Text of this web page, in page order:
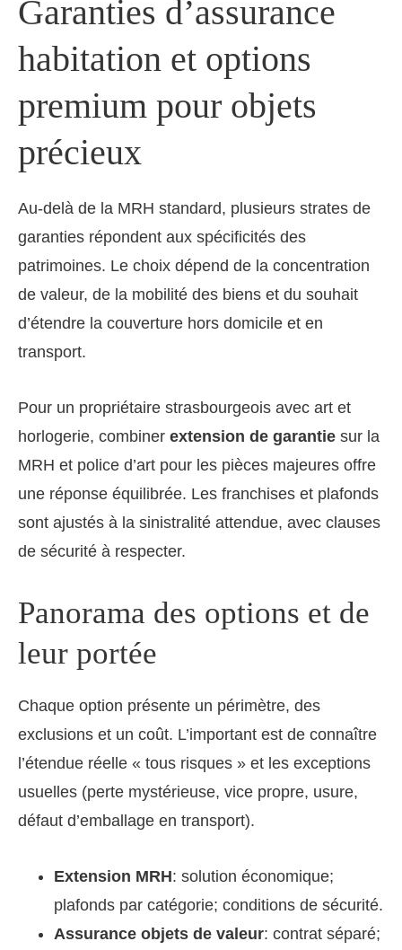
Garanties d’assurance
habitation et options
premium pour objets
précieux
Au-delà de la MRH standard, plusieurs strates de
garanties répondent aux spécificités des
patrimoines. Le choix dépend de la concentration
de valeur, de la mobilité des biens et du souhait
d’étendre la couverture hors domicile et en
transport.
Pour un propriétaire strasbourgeois avec art et
horlogerie, combiner extension de garantie sur la
MRH et police d’art pour les pièces majeures offre
une réponse équilibrée. Les franchises et plafonds
sont ajustés à la sinistralité attendue, avec clauses
de sécurité à respecter.
Panorama des options et de
leur portée
Chaque option présente un périmètre, des
exclusions et un coût. L’important est de connaître
l’étendue réelle « tous risques » et les exceptions
usuelles (perte mystérieuse, vice propre, usure,
défaut d’emballage en transport).
Extension MRH: solution économique;
plafonds par catégorie; conditions de sécurité.
Assurance objets de valeur: contrat séparé;